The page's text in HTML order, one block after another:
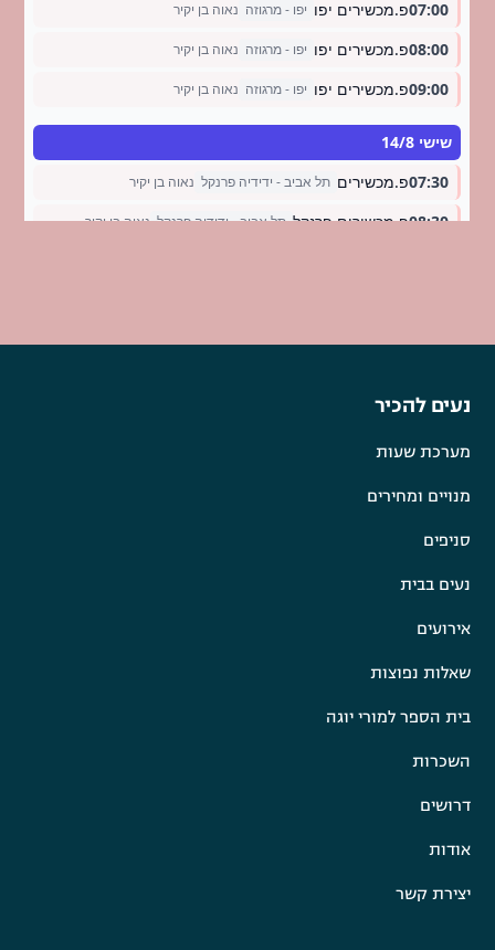
נעים להכיר
מערכת שעות
מנויים ומחירים
סניפים
נעים בבית
אירועים
שאלות נפוצות
בית הספר למורי יוגה
השכרות
דרושים
אודות
יצירת קשר